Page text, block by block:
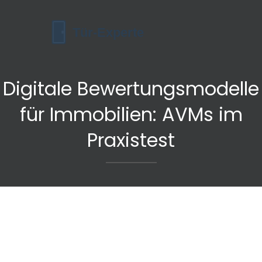
Digitale Bewertungsmodelle
für Immobilien: AVMs im
Praxistest